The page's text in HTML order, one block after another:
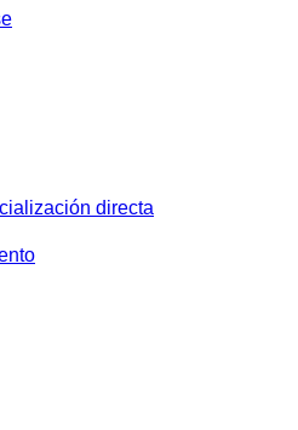
directa